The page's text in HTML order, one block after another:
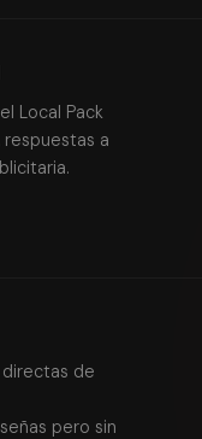
Local Pack
a
de
pero sin